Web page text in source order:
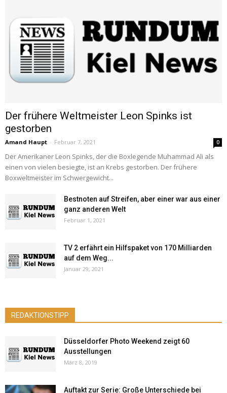
Der frühere Weltmeister Leon Spinks ist
gestorben
Amand Haupt - Februar 7, 2021 0
Der Amerikaner Leon Spinks, der die Boxlegende Muhammad Ali als
einen von vielen besiegte, ist an Krebs gestorben. Der frühere
Boxweltmeister im Schwergewicht...
Bestnoten auf Streifen, aber einer war aus einer
ganz anderen Welt
Februar 1, 2021
TV 2 erfährt ein Hilfspaket von 170 Milliarden
auf dem Weg...
Januar 29, 2021
REDAKTIONSTIPP
Düsseldorfer Photo Weekend zeigt 60
Ausstellungen
März 8, 2019
Auftakt zur Serie: Große Unterschiede bei